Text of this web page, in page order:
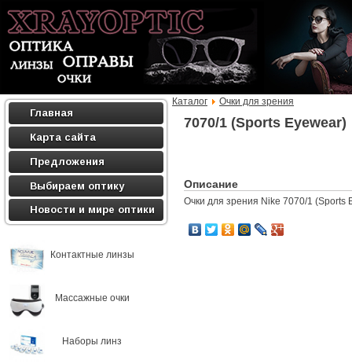
Главная
Карта сайта
Предложения
Выбираем оптику
Новости и мире оптики
Контактные линзы
Массажные очки
Наборы линз
Каталог Очки для зрения
7070/1 (Sports Eyewear)
Описание
Очки для зрения Nike 7070/1 (Sports